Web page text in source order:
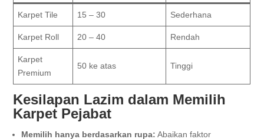
Karpet Tile 15 – 30 Sederhana
Karpet Roll 20 – 40 Rendah
Karpet
Premium
50 ke atas Tinggi
Kesilapan Lazim dalam Memilih
Karpet Pejabat
Memilih hanya berdasarkan rupa: Abaikan faktor